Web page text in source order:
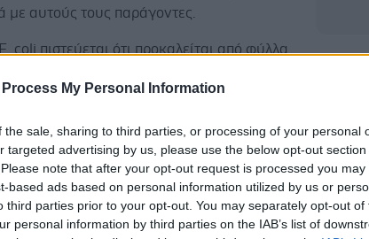
Process My Personal Information
the sale, sharing to third parties, or processing of your personal
targeted advertising by us, please use the below opt-out section
note that after your opt-out request is processed you may
based ads based on personal information utilized by us or
third parties prior to your opt-out. You may separately opt-out of
personal information by third parties on the IAB’s list of
με αυτούς τους παράγοντες.
coli πιστεύεται ότι προκαλείται από φύλλα
ύποπτα προϊόντα από τα ράφια τους
Βρετανικής Υπηρεσίας Ασφάλειας Υγείας,